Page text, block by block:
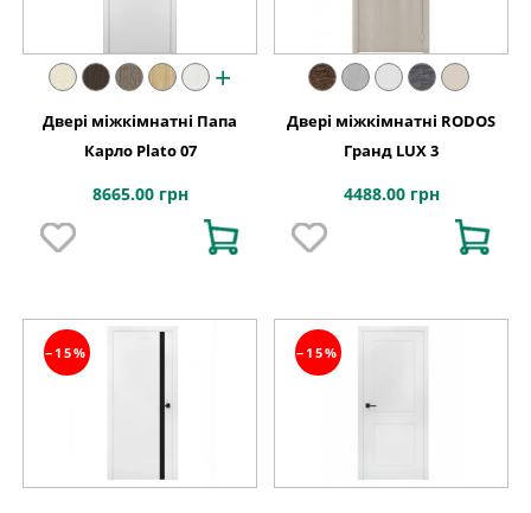
+
Двері міжкімнатні Папа
Карло Plato 07
8665.00 грн
Двері міжкімнатні RODOS
Гранд LUX 3
4488.00 грн
−15% −15%